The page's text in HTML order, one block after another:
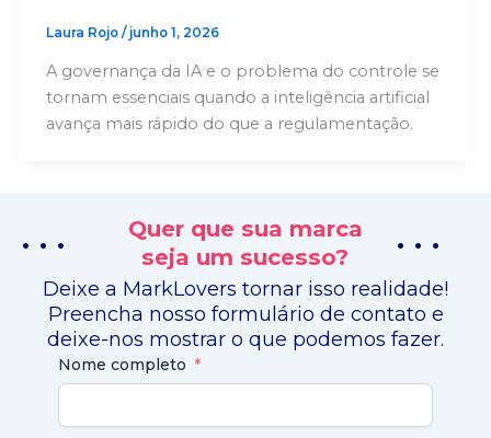
Laura Rojo / junho 1, 2026
A governança da IA e o problema do controle se
tornam essenciais quando a inteligência artificial
avança mais rápido do que a regulamentação.
. . .
Quer que sua marca
seja um sucesso?
. . .
Deixe a MarkLovers tornar isso realidade!
Preencha nosso formulário de contato e
deixe-nos mostrar o que podemos fazer.
Nome completo